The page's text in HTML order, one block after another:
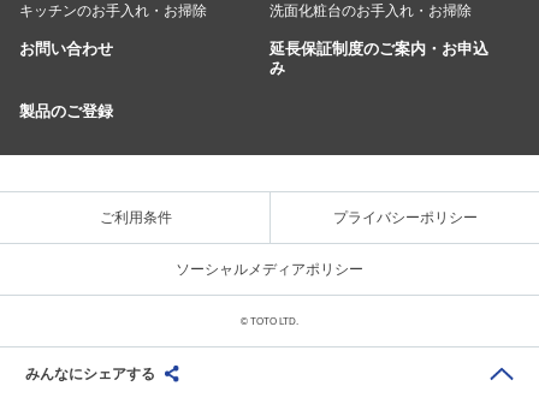
キッチンのお手入れ・お掃除
洗面化粧台のお手入れ・お掃除
お問い合わせ
延長保証制度のご案内・お申込
み
製品のご登録
ご利用条件 プライバシーポリシー
ソーシャルメディアポリシー
みんなにシェアする
© TOTO LTD.